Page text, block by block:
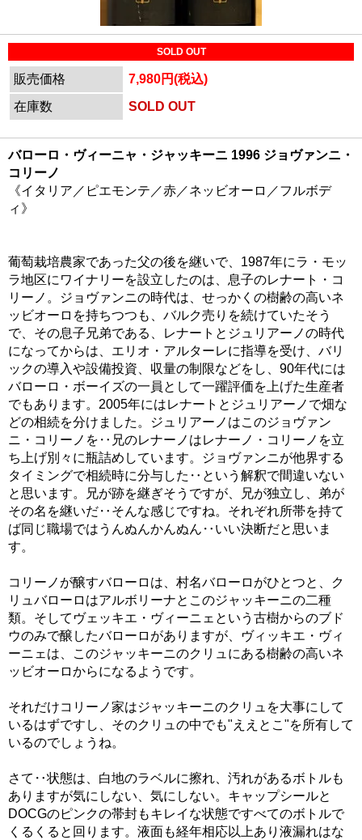
SOLD OUT
販売価格
7,980円(税込)
在庫数
SOLD OUT
バローロ・ヴィーニャ・ジャッキーニ 1996 ジョヴァンニ・
コリーノ
《イタリア／ピエモンテ／赤／ネッビオーロ／フルボデ
ィ》
葡萄栽培農家であった父の後を継いで、1987年にラ・モッ
ラ地区にワイナリーを設立したのは、息子のレナート・コ
リーノ。ジョヴァンニの時代は、せっかくの樹齢の高いネ
ッビオーロを持ちつつも、バルク売りを続けていたそう
で、その息子兄弟である、レナートとジュリアーノの時代
になってからは、エリオ・アルターレに指導を受け、バリ
ックの導入や設備投資、収量の制限などをし、90年代には
バローロ・ボーイズの一員として一躍評価を上げた生産者
でもあります。2005年にはレナートとジュリアーノで畑な
どの相続を分けました。ジュリアーノはこのジョヴァン
ニ・コリーノを‥兄のレナーノはレナーノ・コリーノを立
ち上げ別々に瓶詰めしています。ジョヴァンニが他界する
タイミングで相続時に分与した‥という解釈で間違いない
と思います。兄が跡を継ぎそうですが、兄が独立し、弟が
その名を継いだ‥そんな感じですね。それぞれ所帯を持て
ば同じ職場ではうんぬんかんぬん‥いい決断だと思いま
す。
コリーノが醸すバローロは、村名バローロがひとつと、ク
リュバローロはアルボリーナとこのジャッキーニの二種
類。そしてヴェッキエ・ヴィーニェという古樹からのブド
ウのみで醸したバローロがありますが、ヴィッキエ・ヴィ
ーニェは、このジャッキーニのクリュにある樹齢の高いネ
ッビオーロからになるようです。
それだけコリーノ家はジャッキーニのクリュを大事にして
いるはずですし、そのクリュの中でも"ええとこ"を所有して
いるのでしょうね。
さて‥状態は、白地のラベルに擦れ、汚れがあるボトルも
ありますが気にしない、気にしない。キャップシールと
DOCGのピンクの帯封もキレイな状態ですべてのボトルで
くるくると回ります。液面も経年相応以上あり液漏れはな